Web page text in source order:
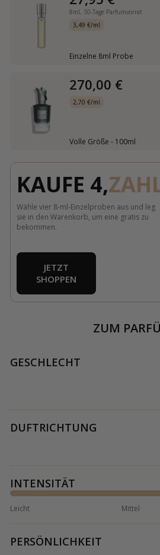
8ml, 30-Tage Parfumvorrat
3,49 €/ml
Einzelne 8ml Probe
270,00 €
2,70 €/ml
Volle Größe - 100ml
KAUFE 4,
Wähle vier 8-ml-Einzelproben aus und leg
sie in den Warenkorb, um eine gratis zu
bekommen.
JETZT
SHOPPEN
ZUM
GESCHLECHT
DUFTRICHTUNG
INTENSITÄT
Leicht Mittel
PERSÖNLICHKEIT